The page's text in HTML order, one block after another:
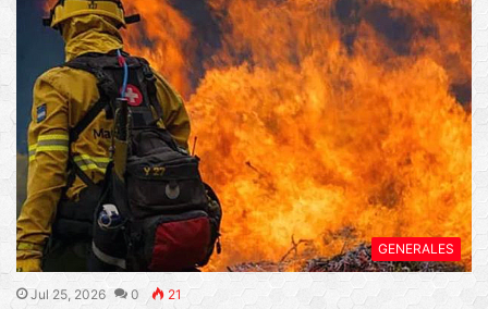
GENERALES
Jul 25, 2026 0 21